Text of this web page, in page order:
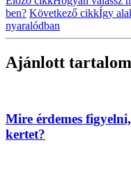
ben? Következő cikkÍgy
nyaralódban
Ajánlott tartalom
Mire érdemes
kertet?